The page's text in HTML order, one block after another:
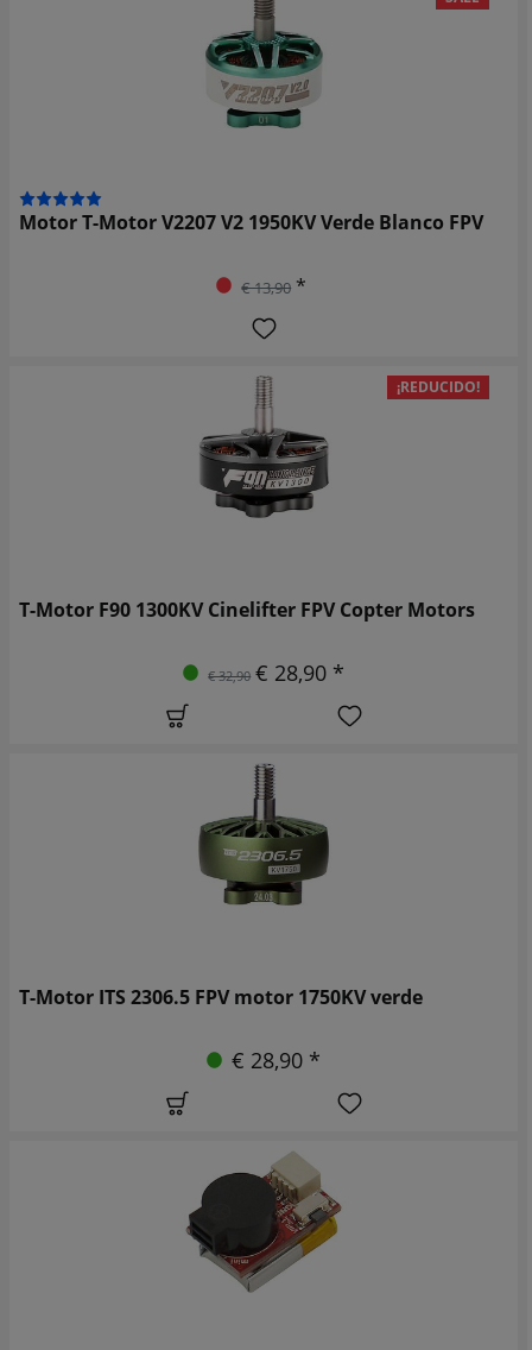
Motor T-Motor V2207 V2 1950KV Verde Blanco FPV
€ 13,90 *
¡REDUCIDO!
T-Motor F90 1300KV Cinelifter FPV Copter Motors
€ 32,90 € 28,90 *
T-Motor ITS 2306.5 FPV motor 1750KV verde
€ 28,90 *